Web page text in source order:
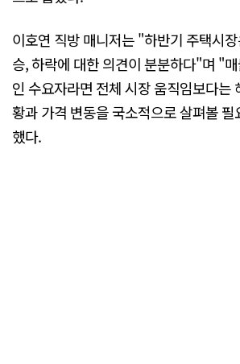
이호연 직방 매니저는 "하반기 주택시
승, 하락에 대한 의견이 분분하다"며 "
인 수요자라면 전체 시장 움직임보다는
황과 가격 변동을 국소적으로 살펴볼
했다.